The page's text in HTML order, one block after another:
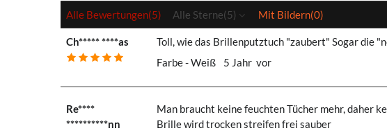
Alle Bewertungen(5) Alle Sterne(5) Mit Bildern(0)
Ch***** ****as
Toll, wie das Brillenputztuch "zaubert" Sogar die
Farbe - Weiß
5 Jahr vor
Re****
**********nn
Man braucht keine feuchten Tücher mehr, daher
Brille wird trocken streifen frei sauber